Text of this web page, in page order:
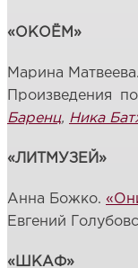
«ОКОЁМ»
Марина Матвеева.
Произведения
Баренц, Ника
«ЛИТМУЗЕЙ»
Анна Божко.
Евгений
«ШКАФ»